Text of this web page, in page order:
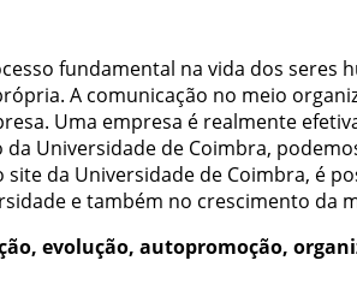
fundamental na vida dos seres
. A comunicação no meio
. Uma empresa é realmente
da Universidade de Coimbra,
site da Universidade de Coimbra, é
etambém no crescimento da
, evolução, autopromoção,